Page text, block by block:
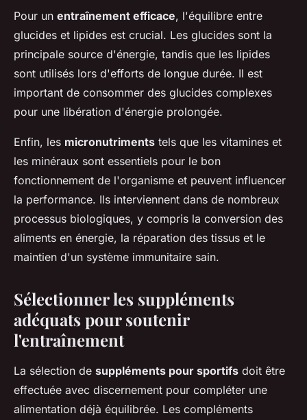
Pour un entraînement efficace, l'équilibre entre
glucides et lipides est crucial. Les glucides sont la
principale source d'énergie, tandis que les lipides
sont utilisés lors d'efforts de longue durée. Il est
important de consommer des glucides complexes
pour une libération d'énergie prolongée.
Enfin, les micronutriments tels que les vitamines et
les minéraux sont essentiels pour le bon
fonctionnement de l'organisme et peuvent influencer
la performance. Ils interviennent dans de nombreux
processus biologiques, y compris la conversion des
aliments en énergie, la réparation des tissus et le
maintien d'un système immunitaire sain.
Sélectionner les suppléments
adéquats pour soutenir
l'entraînement
La sélection de suppléments pour sportifs doit être
effectuée avec discernement pour compléter une
alimentation déjà équilibrée. Les compléments